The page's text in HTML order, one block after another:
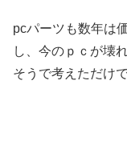
pcパーツも数年は
し、今のｐｃが壊
そうで考えただけ